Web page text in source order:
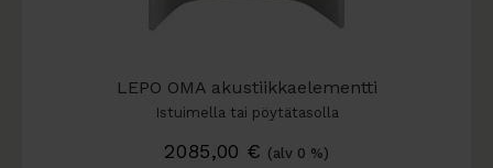
LEPO OMA akustiikkaelementti
Istuimella tai pöytätasolla
2085,00 € (alv 0 %)